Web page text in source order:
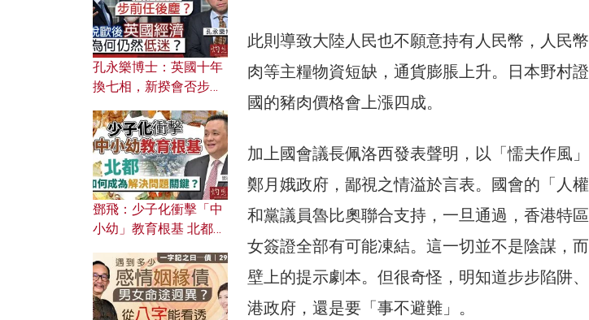
此則導致大陸人民也不願意持有人民幣，人民
肉等主糧物資短缺，通貨膨脹上升。日本野村
國的豬肉價格會上漲四成。
加上國會議長佩洛西發表聲明，以「懦夫作風
鄭月娥政府，鄙視之情溢於言表。國會的「人
和黨議員魯比奧聯合支持，一旦通過，香港特
女簽證全部有可能凍結。這一切並不是陰謀，
壁上的提示劇本。但很奇怪，明知道步步陷阱
港政府，還是要「事不避難」。
孔永樂博士：英國十年
換七相，新揆會否步前
濟為何仍然低迷？
鄧飛：少子化衝擊「中
小幼」教育根基 北都如